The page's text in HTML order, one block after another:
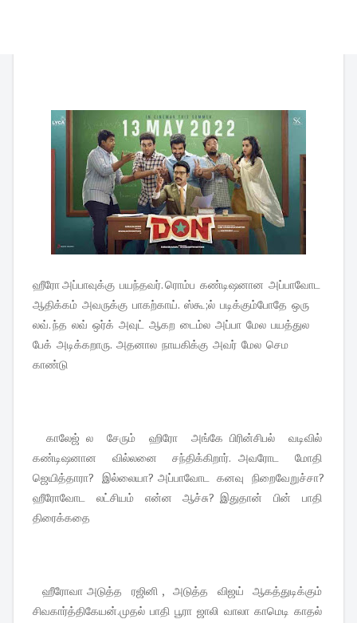
ஹீரோ அப்பாவுக்கு பயந்தவர். ரொம்ப கண்டிஷனான அப்பாவோட
ஆதிக்கம் அவருக்கு பாகற்காய். ஸ்கூ;ல் படிக்கும்போதே ஒரு
லவ். ந்த லவ் ஒர்க் அவுட் ஆகற டைம்ல அப்பா மேல பயத்துல
பேக் அடிக்கறாரு. அதனால நாயகிக்கு அவர் மேல செம
காண்டு
காலேஜ் ல சேரும் ஹிரோ அங்கே பிரின்சிபல் வடிவில்
கண்டிஷனான வில்லனை சந்திக்கிறார். அவரோட மோதி
ஜெயித்தாரா? இல்லையா? அப்பாவோட கனவு நிறைவேறுச்சா?
ஹீரோவோட லட்சியம் என்ன ஆச்சு? இதுதான் பின் பாதி
திரைக்கதை
ஹீரோவா அடுத்த ரஜினி , அடுத்த விஜய் ஆகத்துடிக்கும்
சிவகார்த்திகேயன்.முதல் பாதி பூரா ஜாலி வாலா காமெடி காதல்